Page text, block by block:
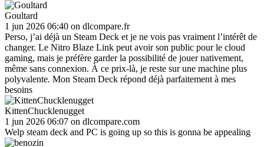
Goultard
1 jun 2026 06:40 on dlcompare.fr
Perso, j’ai déjà un Steam Deck et je ne vois pas vraiment l’intérêt de
changer. Le Nitro Blaze Link peut avoir son public pour le cloud
gaming, mais je préfère garder la possibilité de jouer nativement,
même sans connexion. À ce prix-là, je reste sur une machine plus
polyvalente. Mon Steam Deck répond déjà parfaitement à mes
besoins
KittenChucklenugget
1 jun 2026 06:07 on dlcompare.com
Welp steam deck and PC is going up so this is gonna be appealing